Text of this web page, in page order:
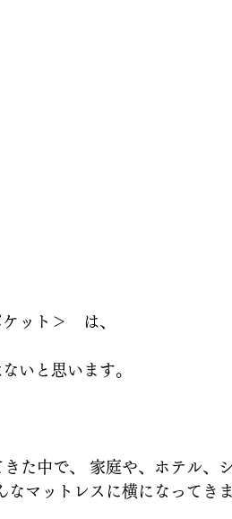
ット＞　は、
いと思います。
た中で、 家庭や、ホテル、
なマットレスに横になってき